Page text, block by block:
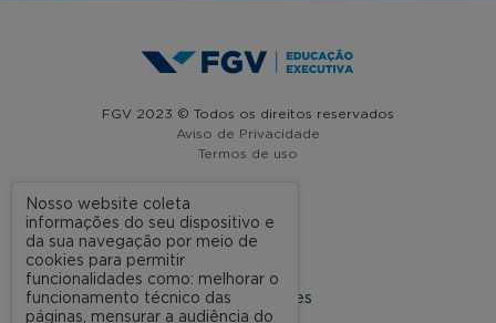
FGV 2023 © Todos os direitos reservados
Aviso de Privacidade
Termos de uso
A FGV
Nossas Unidades
Nosso website coleta
informações do seu dispositivo e
da sua navegação por meio de
cookies para permitir
funcionalidades como: melhorar o
funcionamento técnico das
páginas, mensurar a audiência do